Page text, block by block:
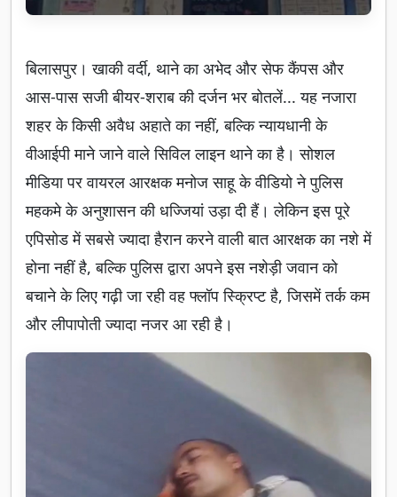
बिलासपुर। खाकी वर्दी, थाने का अभेद और सेफ कैंपस और
आस-पास सजी बीयर-शराब की दर्जन भर बोतलें... यह नजारा
शहर के किसी अवैध अहाते का नहीं, बल्कि न्यायधानी के
वीआईपी माने जाने वाले सिविल लाइन थाने का है। सोशल
मीडिया पर वायरल आरक्षक मनोज साहू के वीडियो ने पुलिस
महकमे के अनुशासन की धज्जियां उड़ा दी हैं। लेकिन इस पूरे
एपिसोड में सबसे ज्यादा हैरान करने वाली बात आरक्षक का नशे में
होना नहीं है, बल्कि पुलिस द्वारा अपने इस नशेड़ी जवान को
बचाने के लिए गढ़ी जा रही वह फ्लॉप स्क्रिप्ट है, जिसमें तर्क कम
और लीपापोती ज्यादा नजर आ रही है।